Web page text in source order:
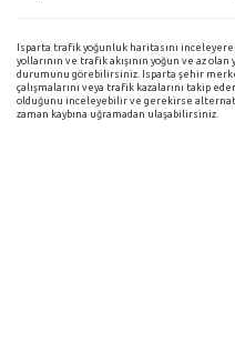
Isparta trafik yoğunluk haritasını
yollarının ve trafik akışının yoğun ve az
durumunu görebilirsiniz. Isparta şehir
çalışmalarını veya trafik kazalarını takip
olduğunu inceleyebilir ve gerekirse
zaman kaybına uğramadan ulaşabilirsiniz.